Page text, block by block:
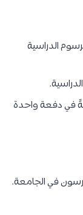
الدراسية
في دفعة واحدة
في الجامعة.